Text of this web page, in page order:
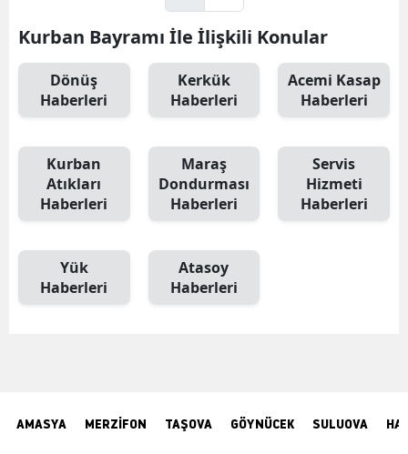
Kurban Bayramı İle İlişkili Konular
Dönüş
Haberleri
Kerkük
Haberleri
Acemi Kasap
Haberleri
Kurban
Atıkları
Haberleri
Maraş
Dondurması
Haberleri
Servis
Hizmeti
Haberleri
Yük
Haberleri
Atasoy
Haberleri
AMASYA MERZİFON TAŞOVA GÖYNÜCEK SULUOVA